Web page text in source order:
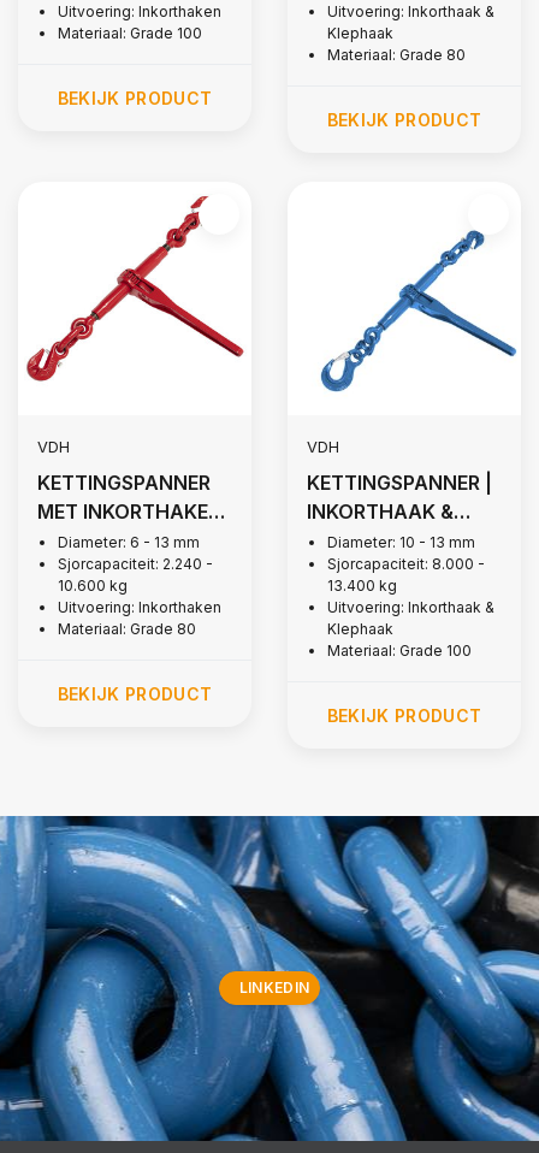
Uitvoering: Inkorthaken
Materiaal: Grade 100
BEKIJK PRODUCT
Uitvoering: Inkorthaak &
Klephaak
Materiaal: Grade 80
BEKIJK PRODUCT
VDH
KETTINGSPANNER
MET INKORTHAKEN,
GRADE 80
Diameter: 6 - 13 mm
Sjorcapaciteit: 2.240 -
10.600 kg
Uitvoering: Inkorthaken
Materiaal: Grade 80
BEKIJK PRODUCT
VDH
KETTINGSPANNER |
INKORTHAAK &
KLEPHAAK - G100
Diameter: 10 - 13 mm
Sjorcapaciteit: 8.000 -
13.400 kg
Uitvoering: Inkorthaak &
Klephaak
Materiaal: Grade 100
BEKIJK PRODUCT
LINKEDIN